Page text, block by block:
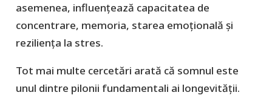
asemenea, influențează capacitatea de
concentrare, memoria, starea emoțională și
reziliența la stres.
Tot mai multe cercetări arată că somnul este
unul dintre pilonii fundamentali ai longevității.